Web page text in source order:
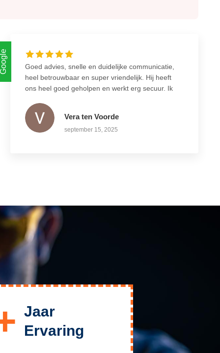
Goed advies, snelle en duidelijke communicatie,
heel betrouwbaar en super vriendelijk. Hij heeft
ons heel goed geholpen en werkt erg secuur. Ik
Vera ten Voorde
september 15, 2025
Jaar
Ervaring